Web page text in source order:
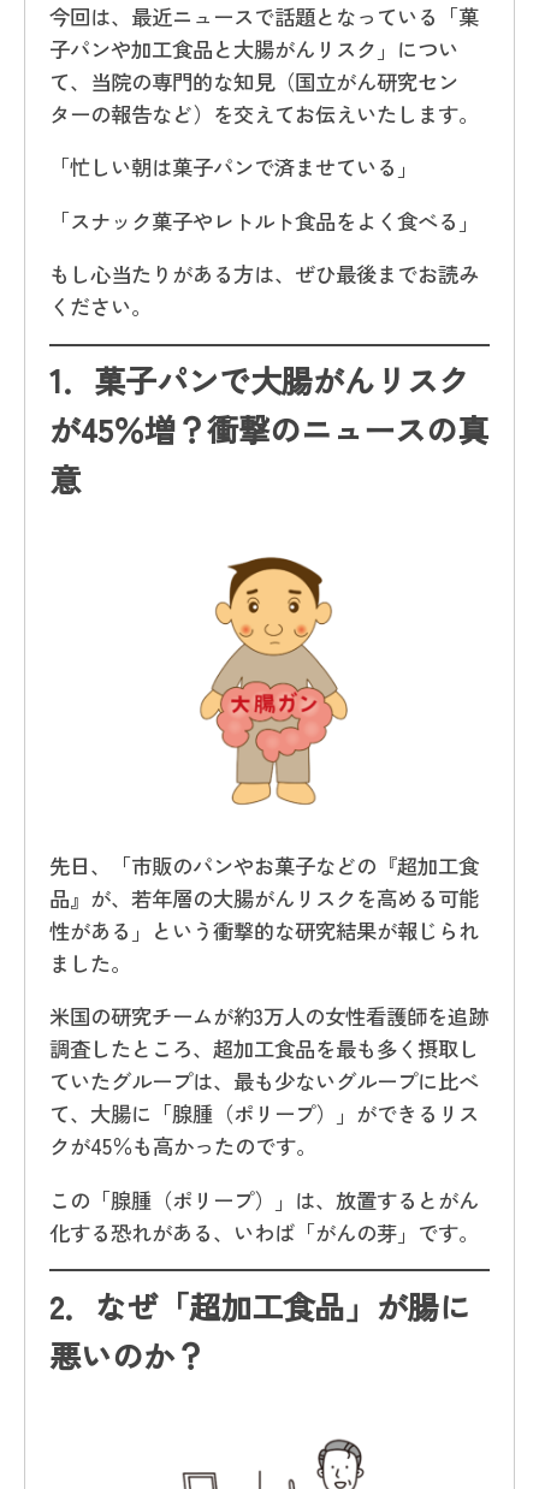
今回は、最近ニュースで話題となっている「菓
子パンや加工食品と大腸がんリスク」につい
て、当院の専門的な知見（国立がん研究セン
ターの報告など）を交えてお伝えいたします。
「忙しい朝は菓子パンで済ませている」
「スナック菓子やレトルト食品をよく食べる」
もし心当たりがある方は、ぜひ最後までお読み
ください。
1． 菓子パンで大腸がんリスク
が45％増？衝撃のニュースの真
意
先日、「市販のパンやお菓子などの『超加工食
品』が、若年層の大腸がんリスクを高める可能
性がある」という衝撃的な研究結果が報じられ
ました。
米国の研究チームが約3万人の女性看護師を追跡
調査したところ、超加工食品を最も多く摂取し
ていたグループは、最も少ないグループに比べ
て、大腸に「腺腫（ポリープ）」ができるリス
クが45％も高かったのです。
この「腺腫（ポリープ）」は、放置するとがん
化する恐れがある、いわば「がんの芽」です。
2． なぜ「超加工食品」が腸に
悪いのか？